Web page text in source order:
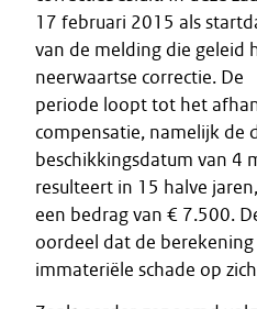
17 februari 2015 als
van de melding die geleid
neerwaartse correctie. De
periode loopt tot het
compensatie, namelijk de
beschikkingsdatum van 4
resulteert in 15 halve
een bedrag van € 7.500.
oordeel dat de
immateriële schade op